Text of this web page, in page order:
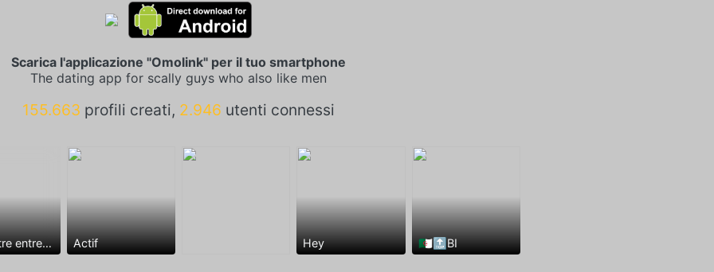
Scarica l'applicazione "Omolink" per il tuo smartphone
The dating app for scally guys who also like men
155.663 profili creati, 2.946 utenti connessi
Rencontre entre mecs Actif Hey 🇩🇿🔝BI